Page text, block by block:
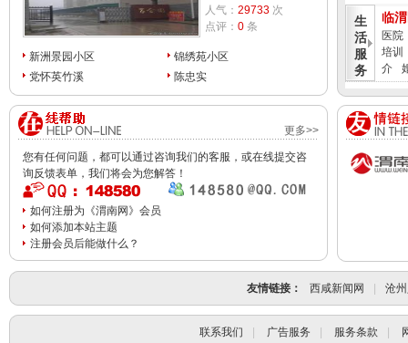
人气： 29733 次
点评： 0 条
新洲景园小区
锦绣苑小区
党怀英竹溪
陈忠实
更多>>
您有任何问题，都可以通过咨询我们的客服，或在线提交咨
询反馈表单，我们将会为您解答！
如何注册为《渭南网》会员
如何添加本站主题
注册会员后能做什么？
生
活
服
务
临
医院
培训
介
麻
辣
电
影
临
爱情
喜剧
生活
南
人
临
古代
友情链接： 西咸新闻网 沧
联系我们 广告服务 服务条款